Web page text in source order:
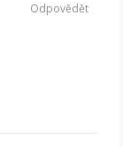
Odpovědět